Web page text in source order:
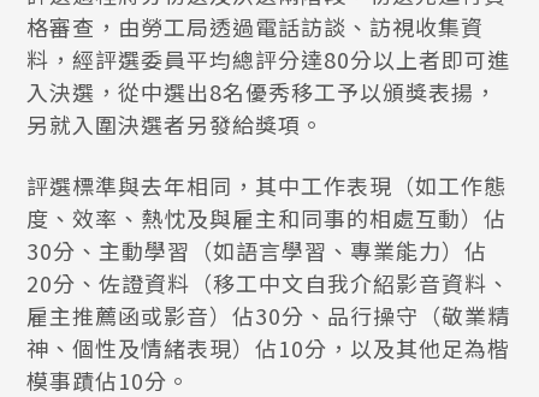
格審查，由勞工局透過電話訪談、訪視收集資
料，經評選委員平均總評分達80分以上者即可進
入決選，從中選出8名優秀移工予以頒獎表揚，
另就入圍決選者另發給獎項。
評選標準與去年相同，其中工作表現（如工作態
度、效率、熱忱及與雇主和同事的相處互動）佔
30分、主動學習（如語言學習、專業能力）佔
20分、佐證資料（移工中文自我介紹影音資料、
雇主推薦函或影音）佔30分、品行操守（敬業精
神、個性及情緒表現）佔10分，以及其他足為楷
模事蹟佔10分。